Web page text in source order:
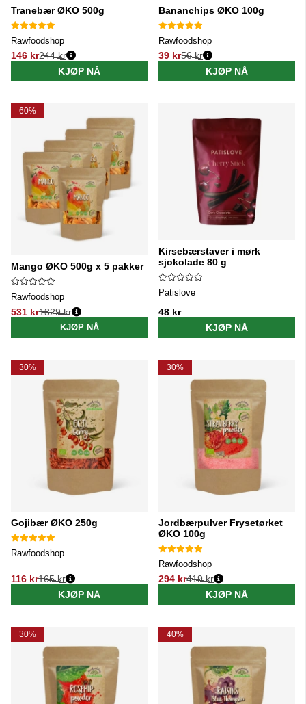
Tranebær ØKO 500g
Rawfoodshop
146 kr
Vanlig pris:
244 kr
KJØP NÅ
Bananchips ØKO 100g
Rawfoodshop
39 kr
Vanlig pris:
56 kr
KJØP NÅ
60%
Mango ØKO 500g x 5 pakker
Rawfoodshop
531 kr
Vanlig pris:
1329 kr
KJØP NÅ
Kirsebærstaver i mørk
sjokolade 80 g
Patislove
48 kr
KJØP NÅ
30%
Gojibær ØKO 250g
Rawfoodshop
116 kr
Vanlig pris:
165 kr
KJØP NÅ
30%
Jordbærpulver Frysetørket
ØKO 100g
Rawfoodshop
294 kr
Vanlig pris:
419 kr
KJØP NÅ
30% 40%